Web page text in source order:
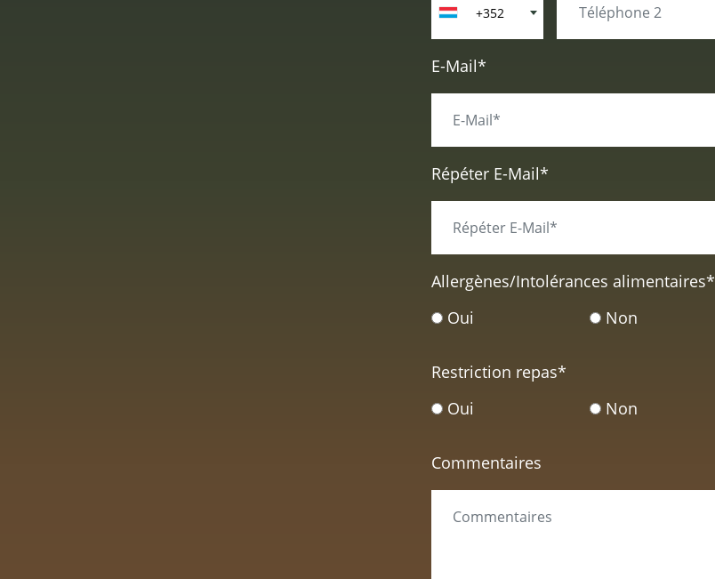
+352
E-Mail*
Répéter E-Mail*
Allergènes/Intolérances alimentaires*
Oui
Non
Restriction repas*
Oui
Non
Commentaires